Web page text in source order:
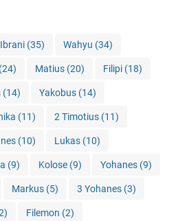
Ibrani (35) Wahyu (34)
(24) Matius (20) Filipi (18)
(14) Yakobus (14)
(11) 2 Timotius (11)
(10) Lukas (10)
(9) Kolose (9) Yohanes (9)
Markus (5) 3 Yohanes (3)
Filemon (2)